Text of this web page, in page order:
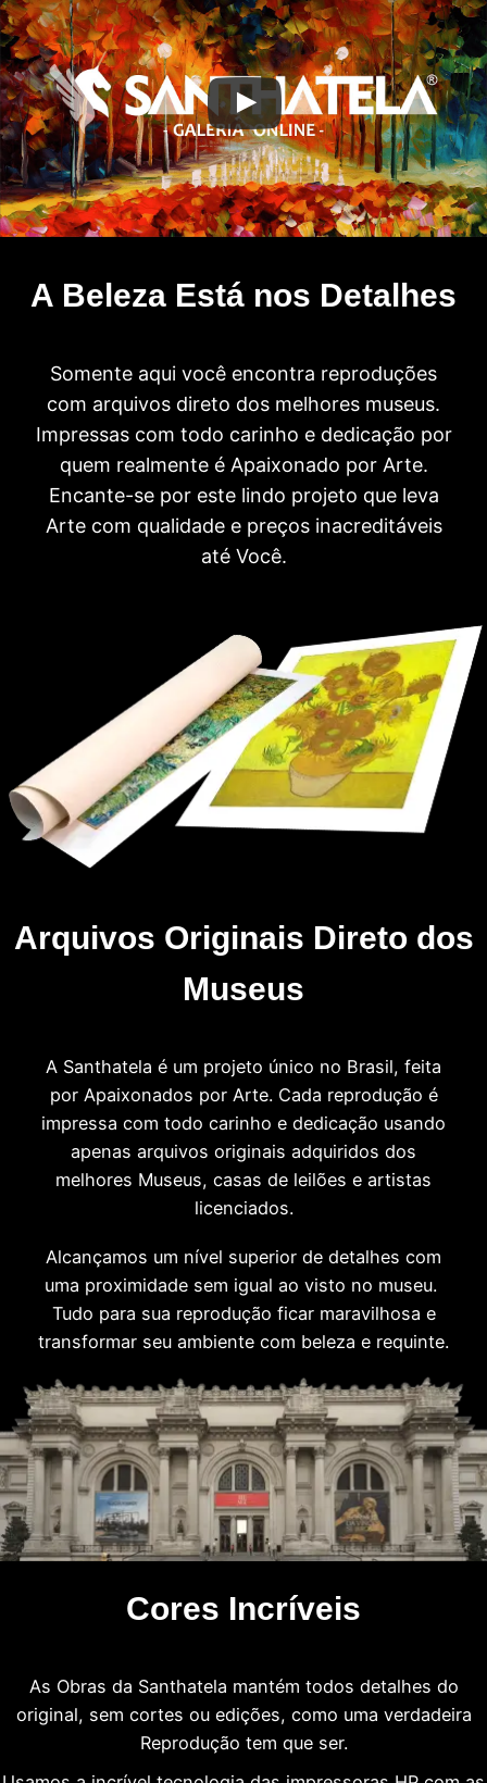
A Beleza Está nos Detalhes
Somente aqui você encontra reproduções
com arquivos direto dos melhores museus.
Impressas com todo carinho e dedicação por
quem realmente é Apaixonado por Arte.
Encante-se por este lindo projeto que leva
Arte com qualidade e preços inacreditáveis
até Você.
Arquivos Originais Direto dos
Museus
A Santhatela é um projeto único no Brasil, feita
por Apaixonados por Arte. Cada reprodução é
impressa com todo carinho e dedicação usando
apenas arquivos originais adquiridos dos
melhores Museus, casas de leilões e artistas
licenciados.
Alcançamos um nível superior de detalhes com
uma proximidade sem igual ao visto no museu.
Tudo para sua reprodução ficar maravilhosa e
transformar seu ambiente com beleza e requinte.
Cores Incríveis
As Obras da Santhatela mantém todos detalhes do
original, sem cortes ou edições, como uma verdadeira
Reprodução tem que ser.